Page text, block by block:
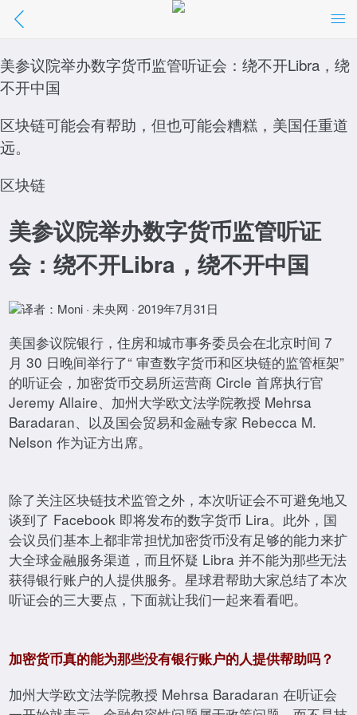
美参议院举办数字货币监管听证会：绕不开Libra，绕
不开中国
区块链可能会有帮助，但也可能会糟糕，美国任重道
远。
区块链
美参议院举办数字货币监管听证
会：绕不开Libra，绕不开中国
译者：Moni · 未央网 · 2019年7月31日
美国参议院银行，住房和城市事务委员会在北京时间 7
月 30 日晚间举行了“ 审查数字货币和区块链的监管框架”
的听证会，加密货币交易所运营商 Circle 首席执行官
Jeremy Allaire、加州大学欧文法学院教授 Mehrsa
Baradaran、以及国会贸易和金融专家 Rebecca M.
Nelson 作为证方出席。
除了关注区块链技术监管之外，本次听证会不可避免地又
谈到了 Facebook 即将发布的数字货币 Lira。此外，国
会议员们基本上都非常担忧加密货币没有足够的能力来扩
大全球金融服务渠道，而且怀疑 Libra 并不能为那些无法
获得银行账户的人提供服务。星球君帮助大家总结了本次
听证会的三大要点，下面就让我们一起来看看吧。
加密货币真的能为那些没有银行账户的人提供帮助吗？
加州大学欧文法学院教授 Mehrsa Baradaran 在听证会
美参议院举办数字货币监管听证会：绕不开
Libra，绕不开中国
//m.01caijing.com/article/43083.htm